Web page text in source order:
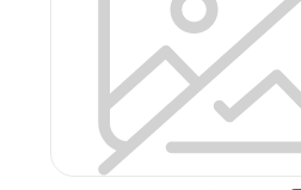
Серебряная сахарница (119)
Наборы для воды (86)
Турки (61) Ножи (56)
Подарки (39)